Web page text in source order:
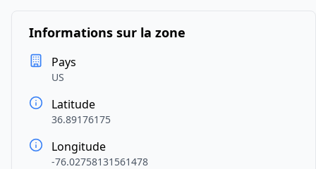
Informations sur la zone
Pays
US
Latitude
36.89176175
Longitude
-76.02758131561478